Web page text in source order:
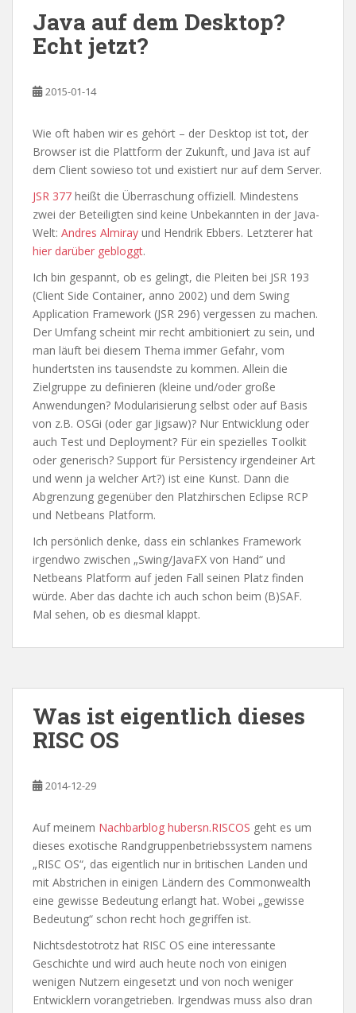
Java auf dem Desktop?
Echt jetzt?
2015-01-14
Wie oft haben wir es gehört – der Desktop ist tot, der
Browser ist die Plattform der Zukunft, und Java ist auf
dem Client sowieso tot und existiert nur auf dem Server.
JSR 377 heißt die Überraschung offiziell. Mindestens
zwei der Beteiligten sind keine Unbekannten in der Java-
Welt: Andres Almiray und Hendrik Ebbers. Letzterer hat
hier darüber gebloggt.
Ich bin gespannt, ob es gelingt, die Pleiten bei JSR 193
(Client Side Container, anno 2002) und dem Swing
Application Framework (JSR 296) vergessen zu machen.
Der Umfang scheint mir recht ambitioniert zu sein, und
man läuft bei diesem Thema immer Gefahr, vom
hundertsten ins tausendste zu kommen. Allein die
Zielgruppe zu definieren (kleine und/oder große
Anwendungen? Modularisierung selbst oder auf Basis
von z.B. OSGi (oder gar Jigsaw)? Nur Entwicklung oder
auch Test und Deployment? Für ein spezielles Toolkit
oder generisch? Support für Persistency irgendeiner Art
und wenn ja welcher Art?) ist eine Kunst. Dann die
Abgrenzung gegenüber den Platzhirschen Eclipse RCP
und Netbeans Platform.
Ich persönlich denke, dass ein schlankes Framework
irgendwo zwischen „Swing/JavaFX von Hand“ und
Netbeans Platform auf jeden Fall seinen Platz finden
würde. Aber das dachte ich auch schon beim (B)SAF.
Mal sehen, ob es diesmal klappt.
Was ist eigentlich dieses
RISC OS
2014-12-29
Auf meinem Nachbarblog hubersn.RISCOS geht es um
dieses exotische Randgruppenbetriebssystem namens
„RISC OS“, das eigentlich nur in britischen Landen und
mit Abstrichen in einigen Ländern des Commonwealth
eine gewisse Bedeutung erlangt hat. Wobei „gewisse
Bedeutung“ schon recht hoch gegriffen ist.
Nichtsdestotrotz hat RISC OS eine interessante
Geschichte und wird auch heute noch von einigen
wenigen Nutzern eingesetzt und von noch weniger
Entwicklern vorangetrieben. Irgendwas muss also dran